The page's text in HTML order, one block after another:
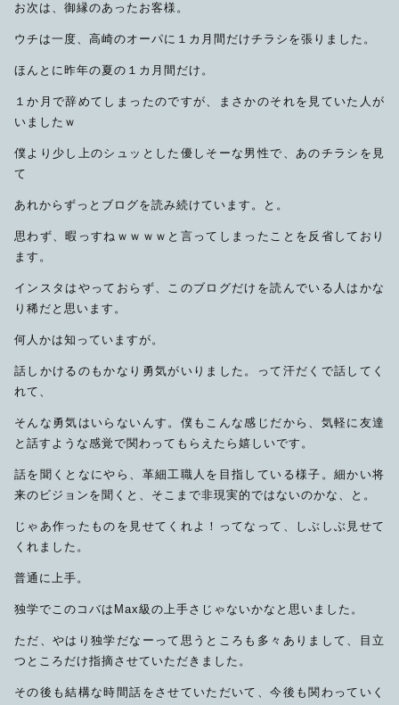
お次は、御縁のあったお客様。
ウチは一度、高崎のオーパに１カ月間だけチラシを張りました。
ほんとに昨年の夏の１カ月間だけ。
１か月で辞めてしまったのですが、まさかのそれを見ていた人が
いましたｗ
僕より少し上のシュッとした優しそーな男性で、あのチラシを見
て
あれからずっとブログを読み続けています。と。
思わず、暇っすねｗｗｗｗと言ってしまったことを反省しており
ます。
インスタはやっておらず、このブログだけを読んでいる人はかな
り稀だと思います。
何人かは知っていますが。
話しかけるのもかなり勇気がいりました。って汗だくで話してく
れて、
そんな勇気はいらないんす。僕もこんな感じだから、気軽に友達
と話すような感覚で関わってもらえたら嬉しいです。
話を聞くとなにやら、革細工職人を目指している様子。細かい将
来のビジョンを聞くと、そこまで非現実的ではないのかな、と。
じゃあ作ったものを見せてくれよ！ってなって、しぶしぶ見せて
くれました。
普通に上手。
独学でこのコバはMax級の上手さじゃないかなと思いました。
ただ、やはり独学だなーって思うところも多々ありまして、目立
つところだけ指摘させていただきました。
その後も結構な時間話をさせていただいて、今後も関わっていく